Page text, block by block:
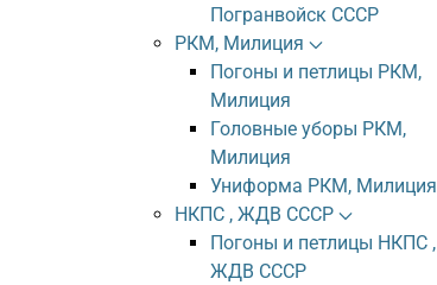
Погранвойск СССР
РКМ, Милиция
Погоны и петлицы РКМ,
Милиция
Головные уборы РКМ,
Милиция
Униформа РКМ, Милиция
НКПС , ЖДВ СССР
Погоны и петлицы НКПС ,
ЖДВ СССР